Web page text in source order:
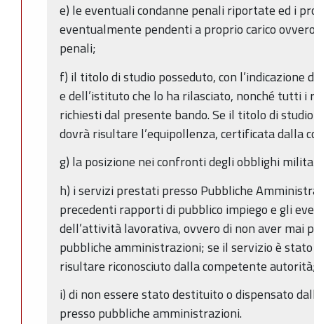
e) le eventuali condanne penali riportate ed i
eventualmente pendenti a proprio carico
penali;
f) il titolo di studio posseduto, con l’indicazione
e dell’istituto che lo ha rilasciato, nonché tutti i
richiesti dal presente bando. Se il titolo di
dovrà risultare l’equipollenza, certificata dalla
g) la posizione nei confronti degli obblighi
h) i servizi prestati presso Pubbliche
precedenti rapporti di pubblico impiego e gli
dell’attività lavorativa, ovvero di non aver mai
pubbliche amministrazioni; se il servizio è
risultare riconosciuto dalla competente
i) di non essere stato destituito o dispensato
presso pubbliche amministrazioni.